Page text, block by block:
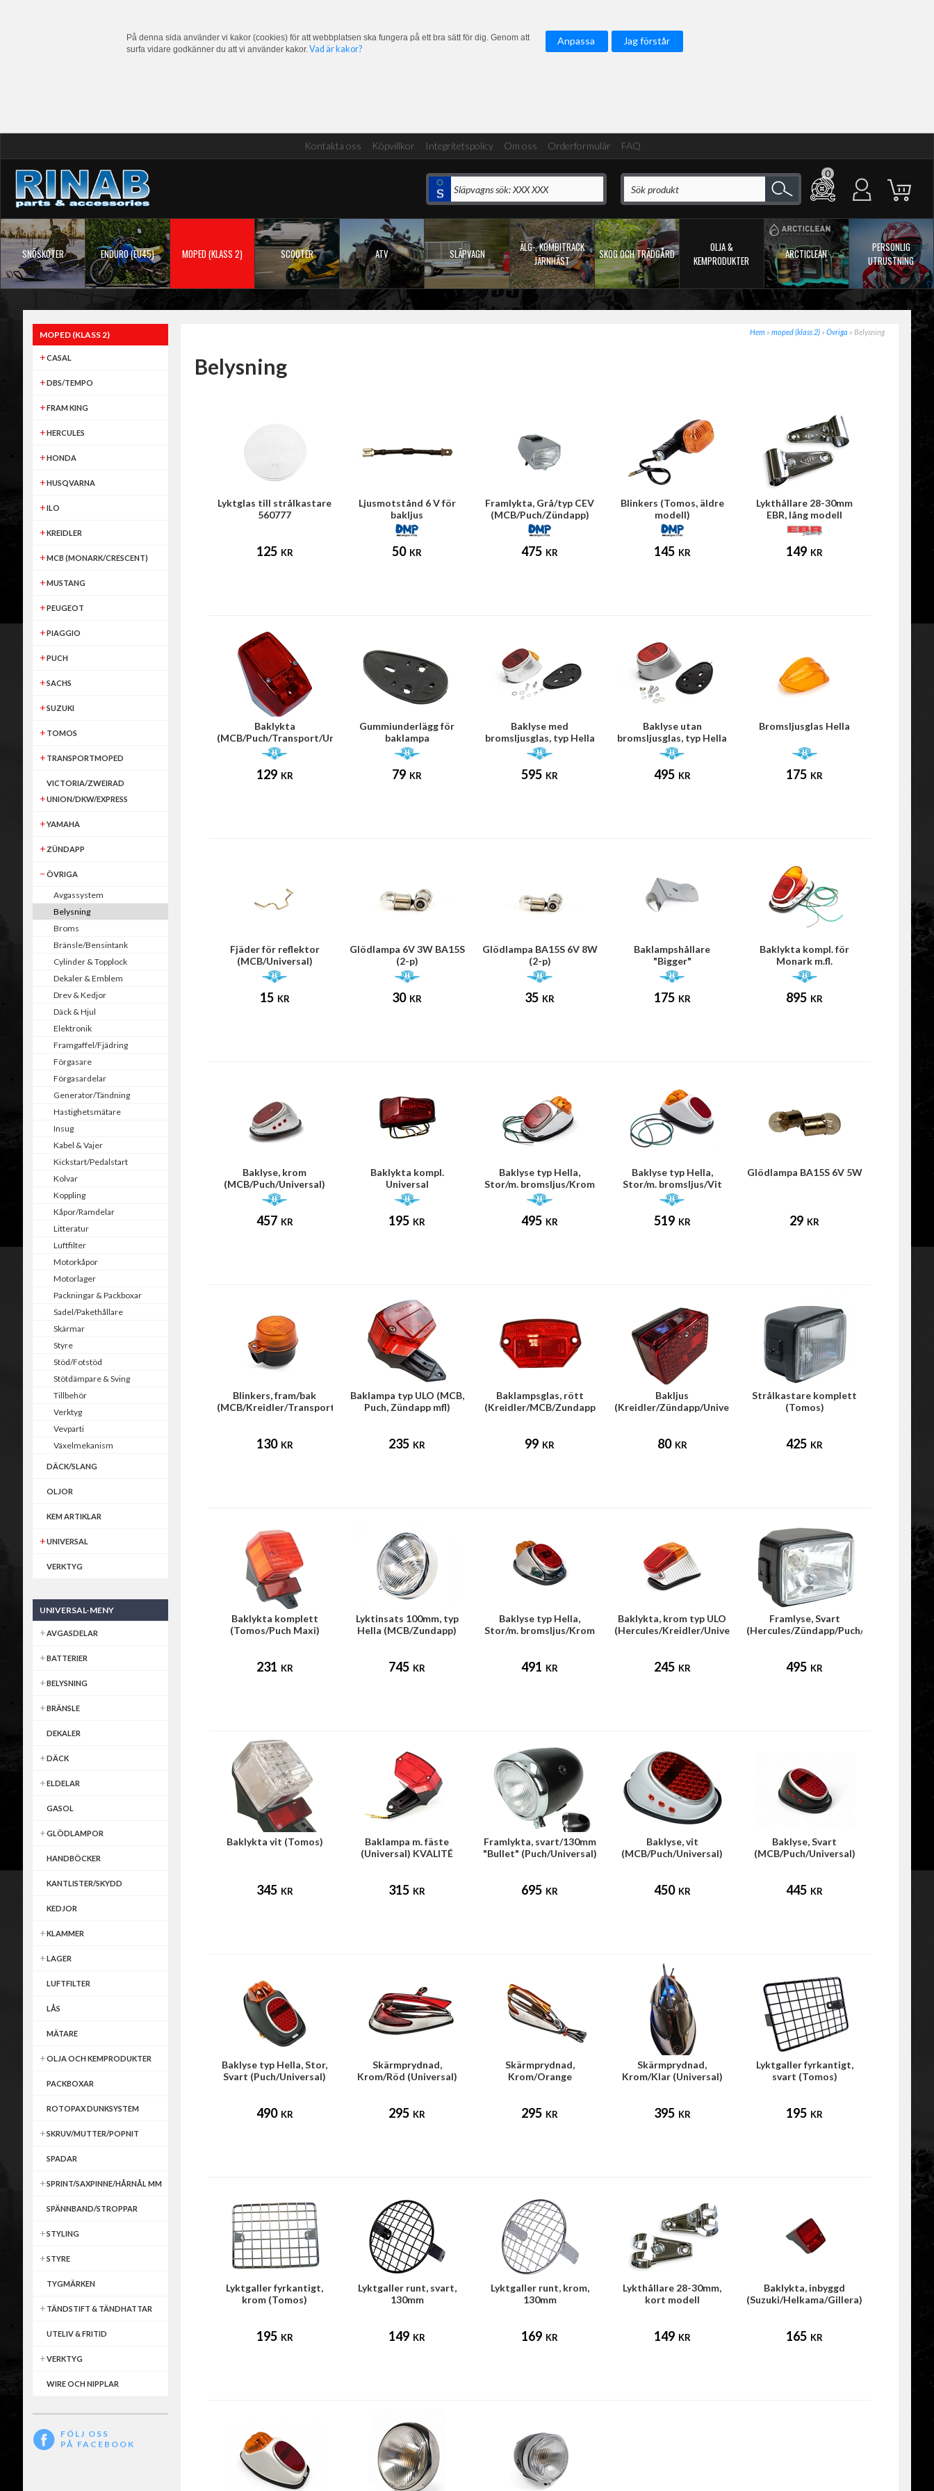
På denna sida använder vi kakor (cookies) för att webbplatsen ska fungera på ett bra sätt för dig. Genom att
surfa vidare godkänner du att vi använder kakor.Vad är kakor?
Anpassa Jag förstår
Kontakta oss Köpvillkor Integritetspolicy Om oss Orderformulär FAQ
0
SNÖSKOTER ENDURO (EU45) MOPED (KLASS 2) SCOOTER ATV SLÄPVAGN
ÄLG-, KOMBITRACK
JÄRNHÄST
SKOG OCH TRÄDGÅRD
OLJA &
KEMPRODUKTER
ARCTICLEAN
PERSONLIG
UTRUSTNING
MOPED (KLASS 2)
CASAL
DBS/TEMPO
FRAM KING
HERCULES
HONDA
HUSQVARNA
ILO
KREIDLER
MCB (MONARK/CRESCENT)
MUSTANG
PEUGEOT
PIAGGIO
PUCH
SACHS
SUZUKI
TOMOS
TRANSPORTMOPED
VICTORIA/ZWEIRAD
UNION/DKW/EXPRESS
YAMAHA
ZÜNDAPP
ÖVRIGA
Avgassystem
Belysning
Broms
Bränsle/Bensintank
Cylinder & Topplock
Dekaler & Emblem
Drev & Kedjor
Däck & Hjul
Elektronik
Framgaffel/Fjädring
Förgasare
Förgasardelar
Generator/Tändning
Hastighetsmätare
Insug
Kabel & Vajer
Kickstart/Pedalstart
Kolvar
Koppling
Kåpor/Ramdelar
Litteratur
Luftfilter
Motorkåpor
Motorlager
Packningar & Packboxar
Sadel/Pakethållare
Skärmar
Styre
Stöd/Fotstöd
Stötdämpare & Sving
Tillbehör
Verktyg
Vevparti
Växelmekanism
DÄCK/SLANG
OLJOR
KEM ARTIKLAR
UNIVERSAL
VERKTYG
UNIVERSAL-MENY
AVGASDELAR
BATTERIER
BELYSNING
BRÄNSLE
DEKALER
DÄCK
ELDELAR
GASOL
GLÖDLAMPOR
HANDBÖCKER
KANTLISTER/SKYDD
KEDJOR
KLAMMER
LAGER
LUFTFILTER
LÅS
MÄTARE
OLJA OCH KEMPRODUKTER
PACKBOXAR
ROTOPAX DUNKSYSTEM
SKRUV/MUTTER/POPNIT
SPADAR
SPRINT/SAXPINNE/HÅRNÅL MM
SPÄNNBAND/STROPPAR
STYLING
STYRE
TYGMÄRKEN
TÄNDSTIFT & TÄNDHATTAR
UTELIV & FRITID
VERKTYG
WIRE OCH NIPPLAR
FÖLJ OSS
PÅ FACEBOOK
Hem » moped (klass 2) » Övriga » Belysning
Belysning
Lyktglas till strålkastare
560777
125 KR
Ljusmotstånd 6 V för
bakljus
50 KR
Framlykta, Grå/typ CEV
(MCB/Puch/Zündapp)
475 KR
Blinkers (Tomos, äldre
modell)
145 KR
Lykthållare 28-30mm
EBR, lång modell
(Puch/Tomos/Universal)
149 KR
Baklykta
(MCB/Puch/Transport/Universal)
129 KR
Gummiunderlägg för
baklampa
(Puch/Zündapp)
79 KR
Baklyse med
bromsljusglas, typ Hella
(Puch/Zundapp m.fl.)
595 KR
Baklyse utan
bromsljusglas, typ Hella
(Universal)
495 KR
Bromsljusglas Hella
175 KR
Fjäder för reflektor
(MCB/Universal)
15 KR
Glödlampa 6V 3W BA15S
(2-p)
30 KR
Glödlampa BA15S 6V 8W
(2-p)
35 KR
Baklampshållare
"Bigger"
(Puch/MCB/Mustang)
175 KR
Baklykta kompl. för
Monark m.fl.
895 KR
Baklyse, krom
(MCB/Puch/Universal)
457 KR
Baklykta kompl.
Universal
195 KR
Baklyse typ Hella,
Stor/m. bromsljus/Krom
NTS
495 KR
Baklyse typ Hella,
Stor/m. bromsljus/Vit
NTS
519 KR
Glödlampa BA15S 6V 5W
29 KR
Blinkers, fram/bak
(MCB/Kreidler/Transport)
130 KR
Baklampa typ ULO (MCB,
Puch, Zündapp mfl)
235 KR
Baklampsglas, rött
(Kreidler/MCB/Zundapp
99 KR
Bakljus
(Kreidler/Zündapp/Universal
80 KR
Strålkastare komplett
(Tomos)
425 KR
Baklykta komplett
(Tomos/Puch Maxi)
231 KR
Lyktinsats 100mm, typ
Hella (MCB/Zundapp)
745 KR
Baklyse typ Hella,
Stor/m. bromsljus/Krom
491 KR
Baklykta, krom typ ULO
(Hercules/Kreidler/Universal)
245 KR
Framlyse, Svart
(Hercules/Zündapp/Puch/Tomos/
495 KR
Baklykta vit (Tomos)
345 KR
Baklampa m. fäste
(Universal) KVALITÉ
315 KR
Framlykta, svart/130mm
"Bullet" (Puch/Universal)
695 KR
Baklyse, vit
(MCB/Puch/Universal)
450 KR
Baklyse, Svart
(MCB/Puch/Universal)
445 KR
Baklyse typ Hella, Stor,
Svart (Puch/Universal)
490 KR
Skärmprydnad,
Krom/Röd (Universal)
295 KR
Skärmprydnad,
Krom/Orange
295 KR
Skärmprydnad,
Krom/Klar (Universal)
395 KR
Lyktgaller fyrkantigt,
svart (Tomos)
195 KR
Lyktgaller fyrkantigt,
krom (Tomos)
195 KR
Lyktgaller runt, svart,
130mm
149 KR
Lyktgaller runt, krom,
130mm
169 KR
Lykthållare 28-30mm,
kort modell
149 KR
Baklykta, inbyggd
(Suzuki/Helkama/Gillera)
165 KR